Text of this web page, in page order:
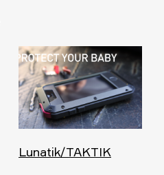
Lunatik/TAKTIK